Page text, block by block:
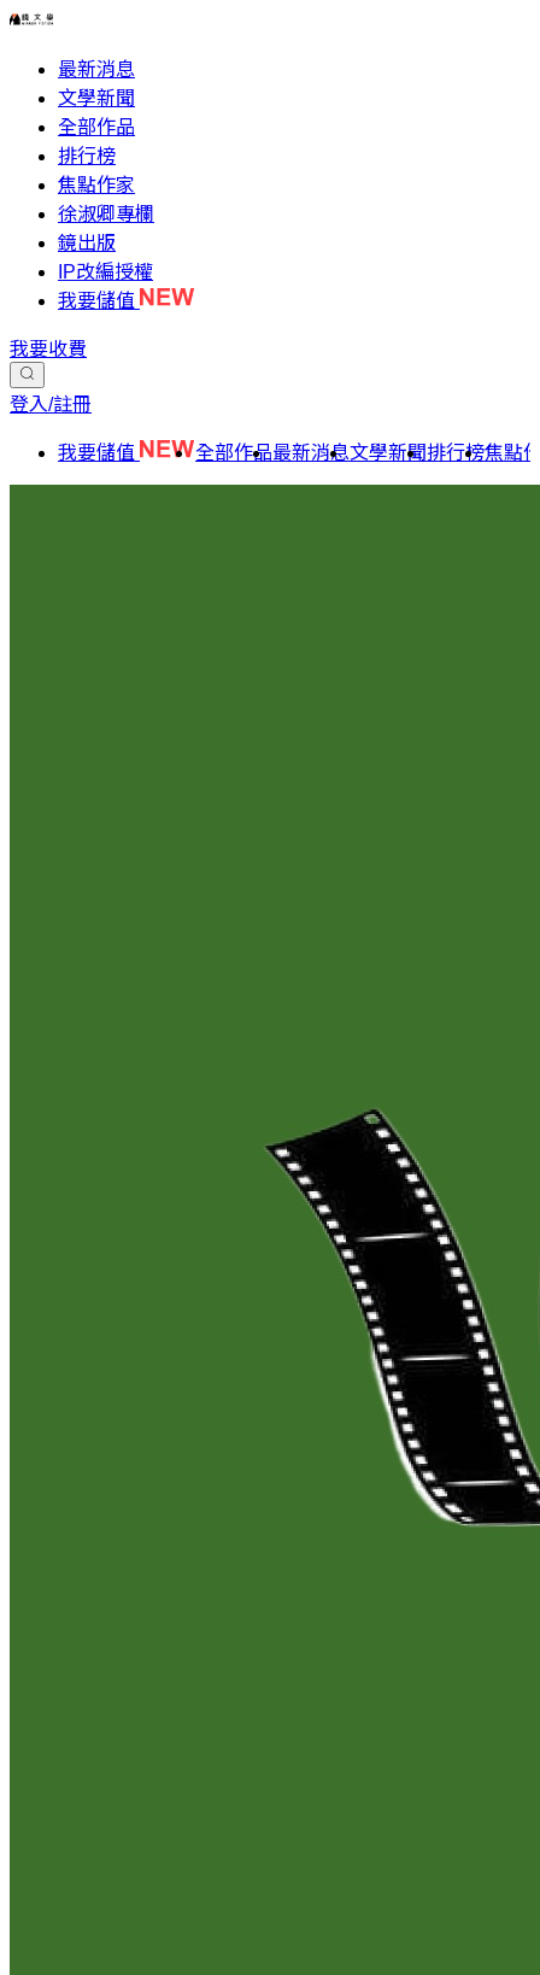
最新消息
文學新聞
全部作品
排行榜
焦點作家
徐淑卿專欄
鏡出版
IP改編授權
我要儲值
我要收費
登入/註冊
我要儲值 全部作品最新消息文學新聞排行榜焦點